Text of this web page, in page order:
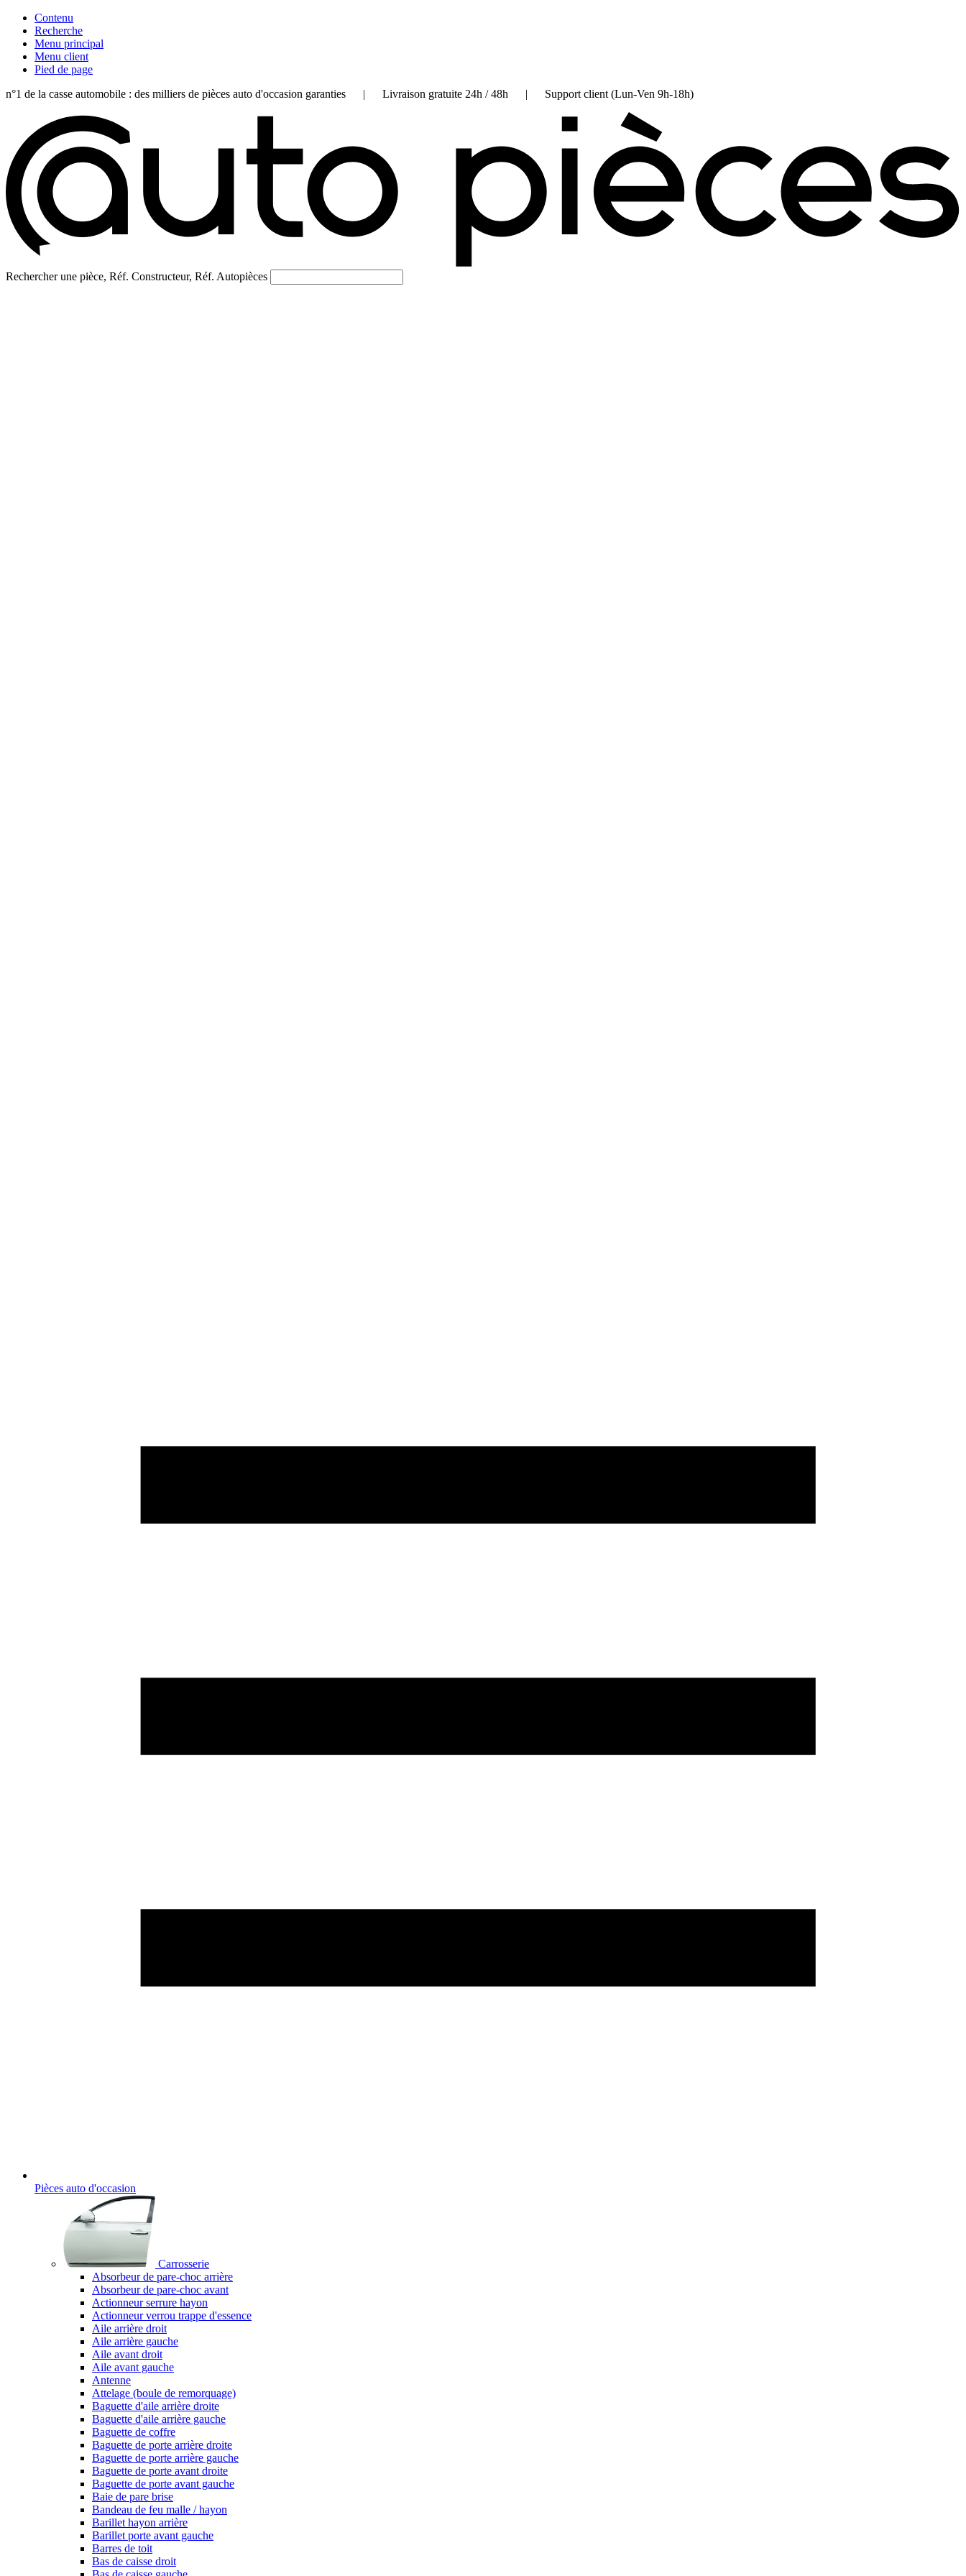
Contenu
Recherche
Menu principal
Menu client
Pied de page
n°1 de la casse automobile : des milliers de pièces auto d'occasion garanties | Livraison gratuite 24h / 48h | Support client (Lun-Ven 9h-18h)
Rechercher une pièce, Réf. Constructeur, Réf. Autopièces
Pièces auto d'occasion
Carrosserie
Absorbeur de pare-choc arrière
Absorbeur de pare-choc avant
Actionneur serrure hayon
Actionneur verrou trappe d'essence
Aile arrière droit
Aile arrière gauche
Aile avant droit
Aile avant gauche
Antenne
Attelage (boule de remorquage)
Baguette d'aile arrière droite
Baguette d'aile arrière gauche
Baguette de coffre
Baguette de porte arrière droite
Baguette de porte arrière gauche
Baguette de porte avant droite
Baguette de porte avant gauche
Baie de pare brise
Bandeau de feu malle / hayon
Barillet hayon arrière
Barillet porte avant gauche
Barres de toit
Bas de caisse droit